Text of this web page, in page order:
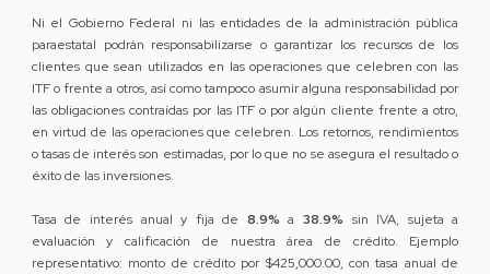
Ni el Gobierno Federal ni las entidades de la administración pública
paraestatal podrán responsabilizarse o garantizar los recursos de los
clientes que sean utilizados en las operaciones que celebren con las
ITF o frente a otros, así como tampoco asumir alguna responsabilidad por
las obligaciones contraídas por las ITF o por algún cliente frente a otro,
en virtud de las operaciones que celebren. Los retornos, rendimientos
o tasas de interés son estimadas, por lo que no se asegura el resultado o
éxito de las inversiones.
Tasa de interés anual y fija de 8.9% a 38.9% sin IVA, sujeta a
evaluación y calificación de nuestra área de crédito. Ejemplo
representativo: monto de crédito por $425,000.00, con tasa anual de